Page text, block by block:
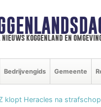
koggenland en
Bedrijvengids Gemeente
klopt Heracles na